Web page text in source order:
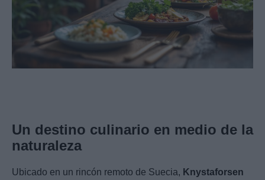
Un destino culinario en medio de la
naturaleza
Ubicado en un rincón remoto de Suecia, Knystaforsen